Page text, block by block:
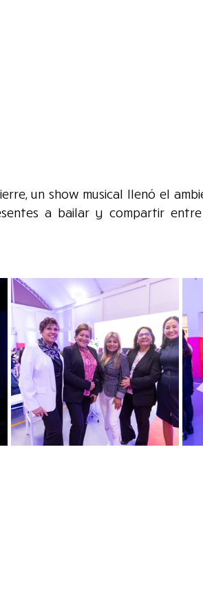
un show musical llenó el
a bailar y compartir